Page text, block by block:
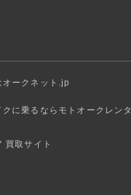
オークネット.jp
クに乗るならモトオークレンタ
買取サイト